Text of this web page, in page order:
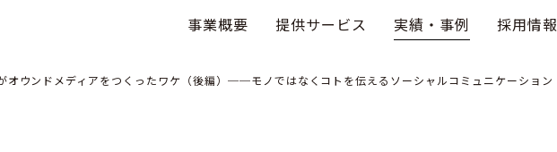
事業概要 提供サービス 実績・事例 採用情報
オウンドメディアをつくったワケ（後編）──モノではなくコトを伝えるソーシャルコミュニケーション